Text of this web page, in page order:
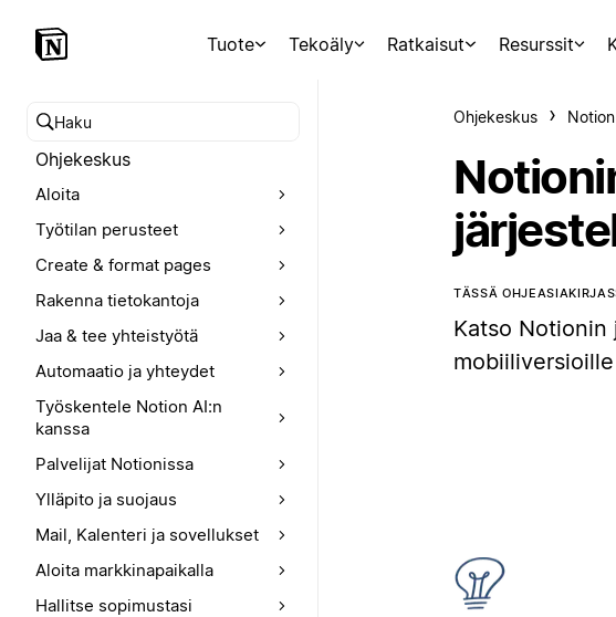
Tuote Tekoäly Ratkaisut Resurssit
Hae ohjekeskuksesta
Ohjekeskus
Aloita
Työtilan perusteet
Create & format pages
Rakenna tietokantoja
Jaa & tee yhteistyötä
Automaatio ja yhteydet
Työskentele Notion AI:n
kanssa
Palvelijat Notionissa
Ylläpito ja suojaus
Mail, Kalenteri ja sovellukset
Aloita markkinapaikalla
Hallitse sopimustasi
Ohjekeskus
TÄSSÄ
Katso